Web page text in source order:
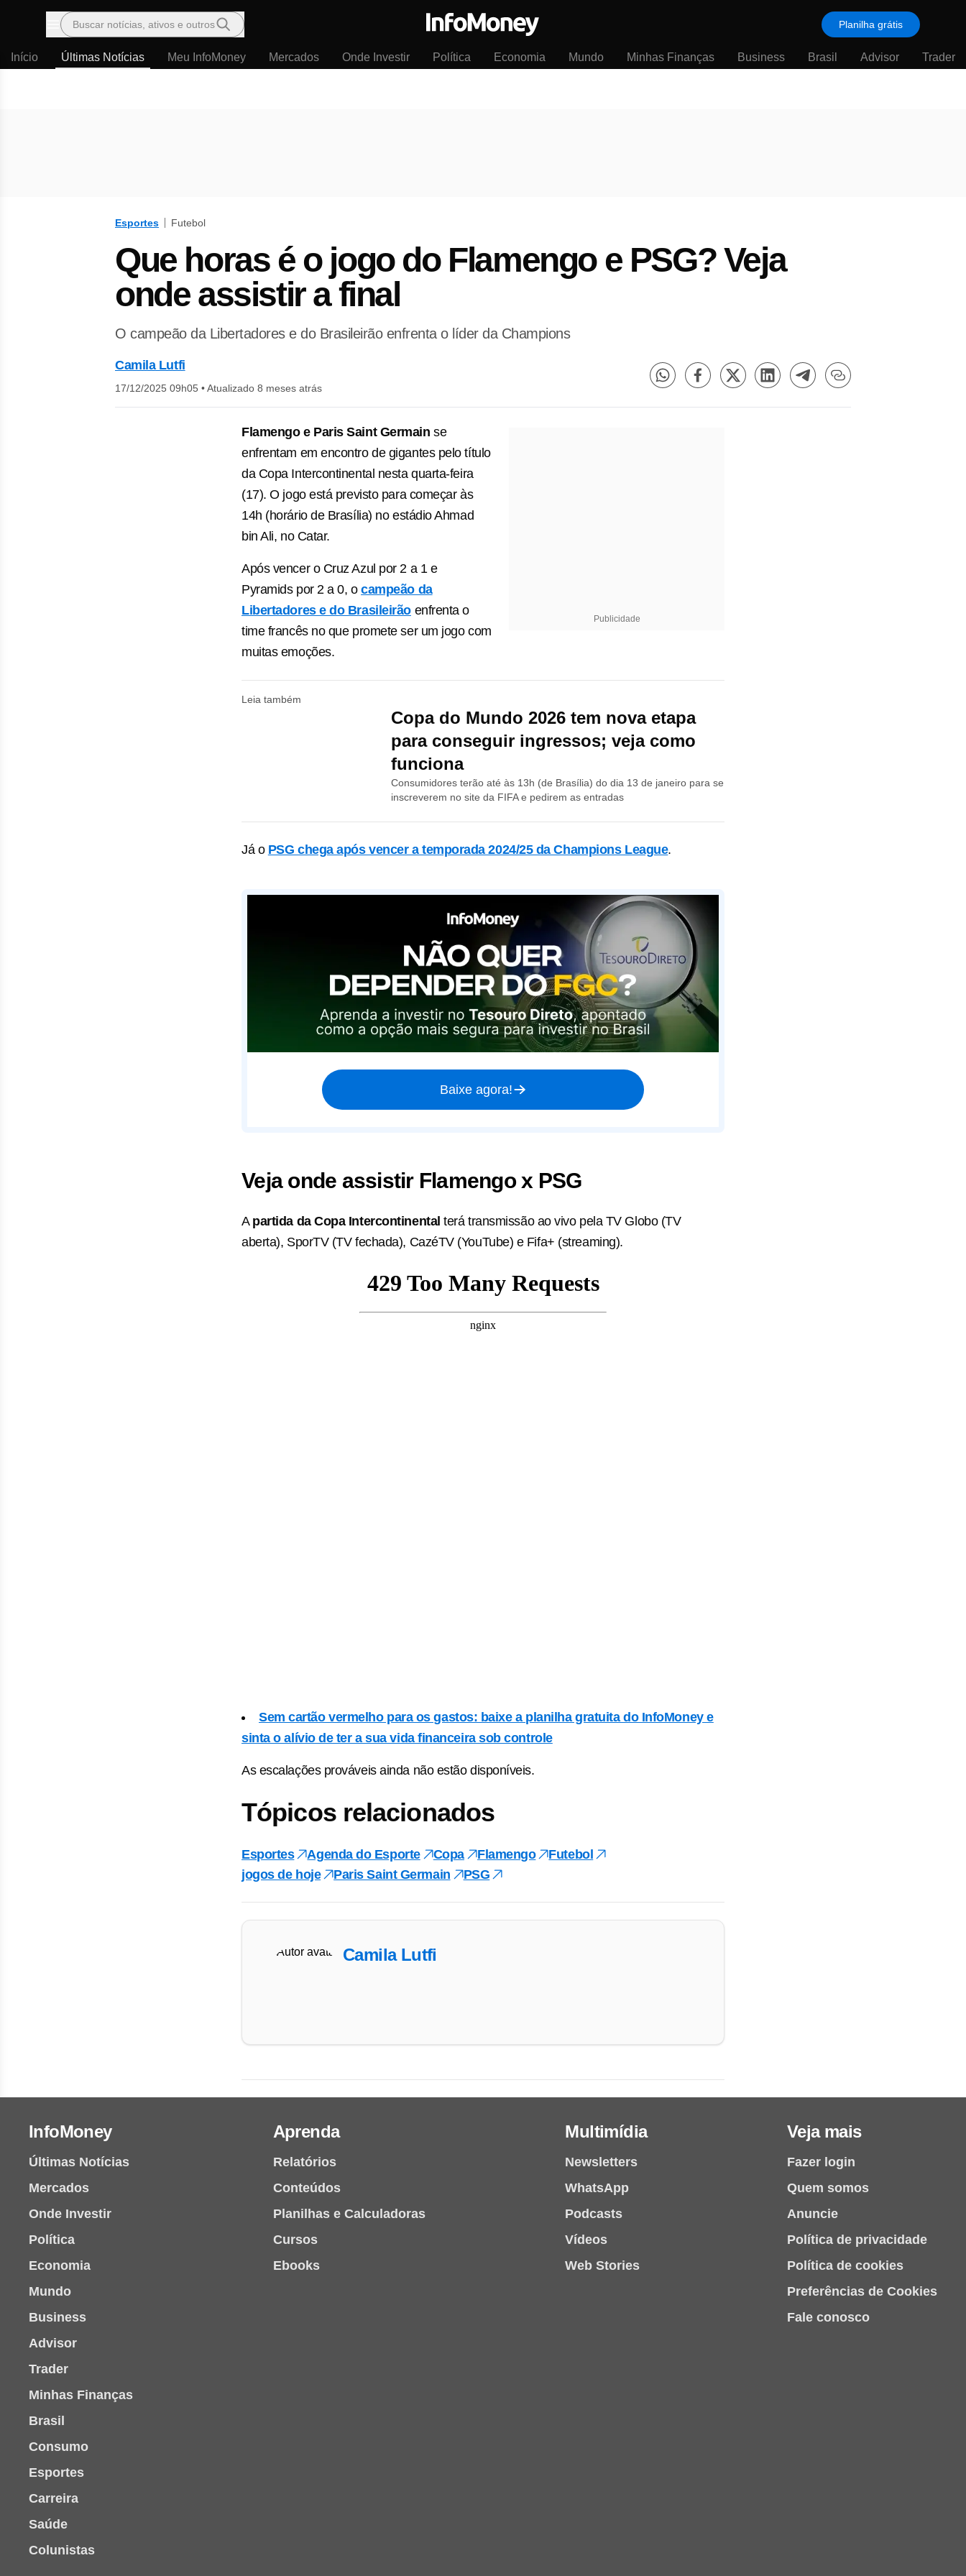
Menu
Buscar notícias, ativos e outros Planilha grátis
Início Últimas Notícias Meu InfoMoney Mercados Onde Investir Política Economia Mundo Minhas Finanças Business Brasil Advisor Trader
Esportes Futebol
Que horas é o jogo do Flamengo e PSG? Veja
onde assistir a final
O campeão da Libertadores e do Brasileirão enfrenta o líder da Champions
Camila Lutfi
17/12/2025 09h05 •Atualizado 8 meses atrás
Publicidade
Flamengo e Paris Saint Germainse
enfrentam em encontro de gigantes pelo título
da Copa Intercontinental nesta quarta-feira
(17). O jogo está previsto para começar às
14h (horário de Brasília) no estádio Ahmad
bin Ali, no Catar.
Após vencer o Cruz Azul por 2 a 1 e
Pyramids por 2 a 0, ocampeão da
Libertadores e do Brasileirãoenfrenta o
time francês no que promete ser um jogo com
muitas emoções.
Leia também
Copa do Mundo 2026 tem nova etapa
para conseguir ingressos; veja como
funciona
Consumidores terão até às 13h (de Brasília) do dia 13 de janeiro para se
inscreverem no site da FIFA e pedirem as entradas
Já o PSG chega após vencer a temporada 2024/25 da Champions League.
Baixe agora!
Veja onde assistir Flamengo x PSG
A partida da Copa Intercontinentalterá transmissão ao vivo pela TV Globo (TV
aberta), SporTV (TV fechada), CazéTV (YouTube) e Fifa+ (streaming).
Sem cartão vermelho para os gastos: baixe a planilha gratuita do InfoMoney e
sinta o alívio de ter a sua vida financeira sob controle
As escalações prováveis ainda não estão disponíveis.
Tópicos relacionados
Esportes Agenda do Esporte Copa Flamengo
Futebol
jogos de hoje
Paris Saint Germain PSG
Camila Lutfi
InfoMoney
Últimas Notícias
Mercados
Onde Investir
Política
Economia
Mundo
Business
Advisor
Trader
Minhas Finanças
Brasil
Consumo
Esportes
Carreira
Saúde
Colunistas
Aprenda
Relatórios
Conteúdos
Planilhas e Calculadoras
Cursos
Ebooks
Multimídia
Newsletters
WhatsApp
Podcasts
Vídeos
Web Stories
Veja mais
Fazer login
Quem somos
Anuncie
Política de privacidade
Política de cookies
Preferências de Cookies
Fale conosco